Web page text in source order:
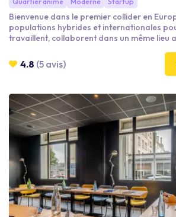
Bienvenue dans le premier collider en
populations hybrides et internationales
travaillent, collaborent dans un même lieu
4.8 (5 avis)